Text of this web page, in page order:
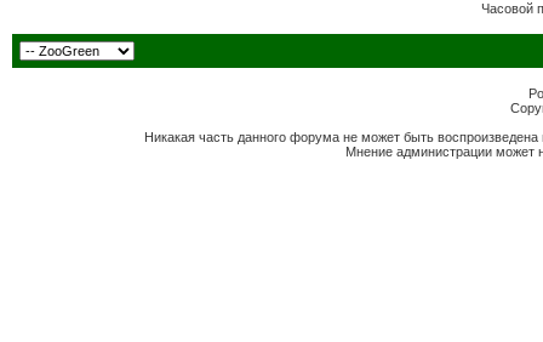
Часовой
Никакая часть данного форума не может быть
Мнение администрации может